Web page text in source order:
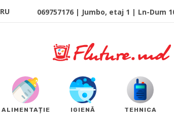
RU 069757176 | Jumbo, etaj 1 | Ln-Dum
ALIMENTAȚIE IGIENĂ TEHNICA